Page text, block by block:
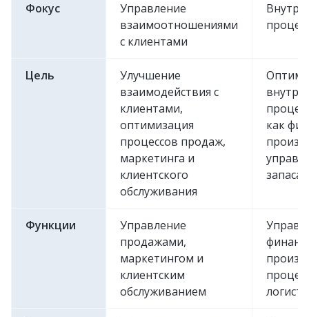
Фокус
Управление
взаимоотношениями
с клиентами
Цель
Улучшение
взаимодействия с
клиентами,
оптимизация
процессов продаж,
маркетинга и
клиентского
обслуживания
как
Функции
Управление
продажами,
маркетингом и
клиентским
обслуживанием